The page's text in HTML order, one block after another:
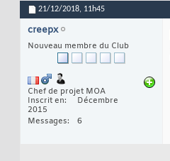
21/12/2018, 11h45
creepx
Nouveau membre du Club
Chef de projet MOA
Inscrit en
Décembre
2015
Messages
6